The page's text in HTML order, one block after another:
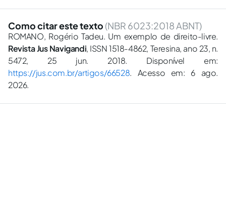
Como citar este texto (NBR 6023:2018 ABNT)
ROMANO, Rogério Tadeu. Um exemplo de direito-livre.
Revista Jus Navigandi, ISSN 1518-4862, Teresina, ano 23, n.
5472, 25 jun. 2018. Disponível em:
https://jus.com.br/artigos/66528. Acesso em: 6 ago.
2026.